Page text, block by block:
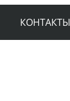
КОНТАКТЫ